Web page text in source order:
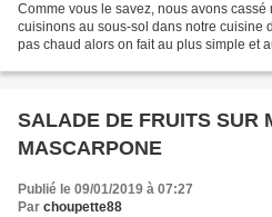
Comme vous le savez, nous avons
cuisinons au sous-sol dans notre cuisine
pas chaud alors on fait au plus simple et
SALADE DE FRUITS SUR
MASCARPONE
Publié le 09/01/2019 à 07:27
Par choupette88